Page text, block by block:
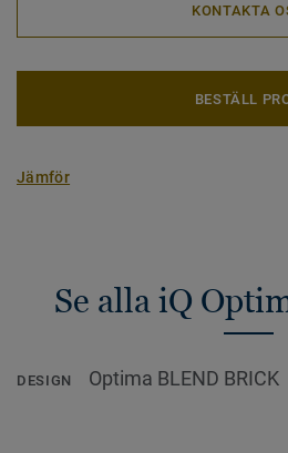
KONTAKTA
BESTÄLL
Jämför
Se alla iQ
DESIGN Optima BLEND BRICK